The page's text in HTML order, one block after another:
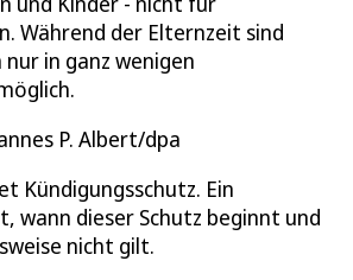
Während der Elternzeit sind
nur in ganz wenigen
P. Albert/dpa
Kündigungsschutz. Ein
wann dieser Schutz beginnt und
nicht gilt.